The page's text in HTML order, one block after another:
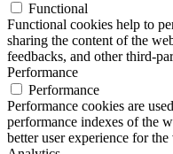
Functional
Functional cookies help to
sharing the content of the
feedbacks, and other third-
Performance
Performance
Performance cookies are
performance indexes of the
better user experience for the